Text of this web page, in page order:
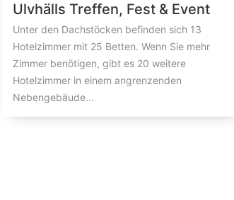
Ulvhälls Treffen, Fest & Event
Unter den Dachstöcken befinden sich 13
Hotelzimmer mit 25 Betten. Wenn Sie mehr
Zimmer benötigen, gibt es 20 weitere
Hotelzimmer in einem angrenzenden
Nebengebäude...